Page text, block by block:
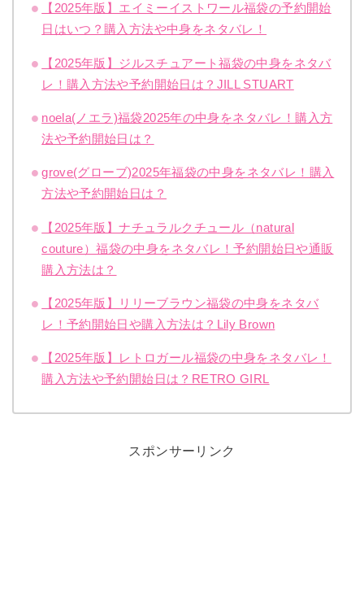
【2025年版】エイミーイストワール福袋の予約開始
日はいつ？購入方法や中身をネタバレ！
【2025年版】ジルスチュアート福袋の中身をネタバ
レ！購入方法や予約開始日は？JILL STUART
noela(ノエラ)福袋2025年の中身をネタバレ！購入方
法や予約開始日は？
grove(グローブ)2025年福袋の中身をネタバレ！購入
方法や予約開始日は？
【2025年版】ナチュラルクチュール（natural
couture）福袋の中身をネタバレ！予約開始日や通販
購入方法は？
【2025年版】リリーブラウン福袋の中身をネタバ
レ！予約開始日や購入方法は？Lily Brown
【2025年版】レトロガール福袋の中身をネタバレ！
購入方法や予約開始日は？RETRO GIRL
スポンサーリンク